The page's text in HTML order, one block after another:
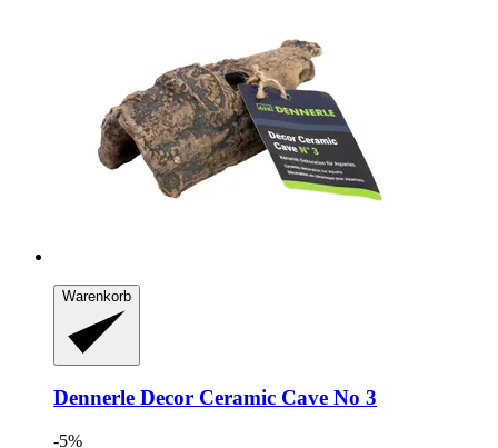
Warenkorb
Dennerle Decor Ceramic Cave No 3
-5%